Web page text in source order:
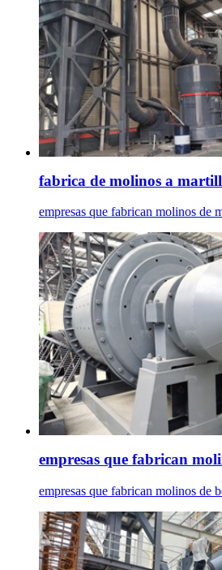
fabrica de molinos a
empresas que fabrican molinos de
empresas que fabrican
empresas que fabrican molinos de